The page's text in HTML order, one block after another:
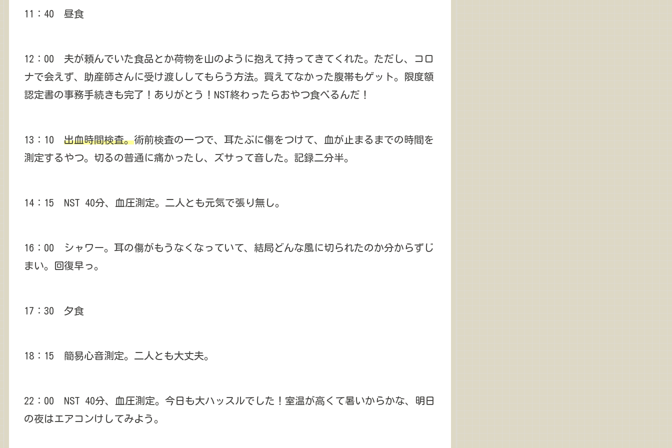
11：40 昼食
12：00 夫が頼んでいた食品とか荷物を山のように抱えて持ってきてくれた。ただし、コロ
ナで会えず、助産師さんに受け渡ししてもらう方法。買えてなかった腹帯もゲット。限度額
認定書の事務手続きも完了！ありがとう！NST終わったらおやつ食べるんだ！
13：10 出血時間検査。術前検査の一つで、耳たぶに傷をつけて、血が止まるまでの時間を
測定するやつ。切るの普通に痛かったし、ズサって音した。記録二分半。
14：15 NST 40分、血圧測定。二人とも元気で張り無し。
16：00 シャワー。耳の傷がもうなくなっていて、結局どんな風に切られたのか分からずじ
まい。回復早っ。
17：30 夕食
18：15 簡易心音測定。二人とも大丈夫。
22：00 NST 40分、血圧測定。今日も大ハッスルでした！室温が高くて暑いからかな、明日
の夜はエアコンけしてみよう。